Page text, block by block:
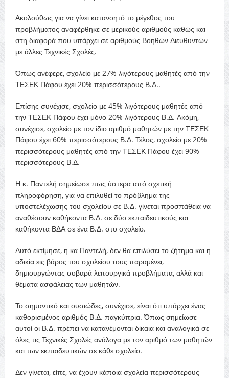
Ακολούθως για να γίνει κατανοητό το μέγεθος του
προβλήματος αναφέρθηκε σε μερικούς αριθμούς καθώς και
στη διαφορά που υπάρχει σε αριθμούς Βοηθών Διευθυντών
με άλλες Τεχνικές Σχολές.
Όπως ανέφερε, σχολείο με 27% λιγότερους μαθητές από την
ΤΕΣΕΚ Πάφου έχει 20% περισσότερους Β.Δ..
Επίσης συνέχισε, σχολείο με 45% λιγότερους μαθητές από
την ΤΕΣΕΚ Πάφου έχει μόνο 20% λιγότερους Β.Δ. Ακόμη,
συνέχισε, σχολείο με τον ίδιο αριθμό μαθητών με την ΤΕΣΕΚ
Πάφου έχει 60% περισσότερους Β.Δ. Τέλος, σχολείο με 20%
περισσότερους μαθητές από την ΤΕΣΕΚ Πάφου έχει 90%
περισσότερους Β.Δ.
Η κ. Παντελή σημείωσε πως ύστερα από σχετική
πληροφόρηση, για να επιλυθεί το πρόβλημα της
υποστελέχωσης του σχολείου σε Β.Δ. γίνεται προσπάθεια να
αναθέσουν καθήκοντα Β.Δ. σε δύο εκπαιδευτικούς και
καθήκοντα ΒΔΑ σε ένα Β.Δ. στο σχολείο.
Αυτό εκτίμησε, η κα Παντελή, δεν θα επιλύσει το ζήτημα και η
αδικία εις βάρος του σχολείου τους παραμένει,
δημιουργώντας σοβαρά λειτουργικά προβλήματα, αλλά και
θέματα ασφάλειας των μαθητών.
Το σημαντικό και ουσιώδες, συνέχισε, είναι ότι υπάρχει ένας
καθορισμένος αριθμός Β.Δ. παγκύπρια. Όπως σημείωσε
αυτοί οι Β.Δ. πρέπει να κατανέμονται δίκαια και αναλογικά σε
όλες τις Τεχνικές Σχολές ανάλογα με τον αριθμό των μαθητών
και των εκπαιδευτικών σε κάθε σχολείο.
Δεν γίνεται, είπε, να έχουν κάποια σχολεία περισσότερους